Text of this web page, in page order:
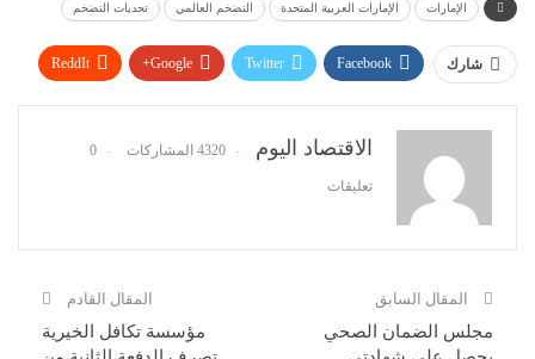
الإمارات الإمارات العربية المتحدة التضخم العالمي تحديات التضخم
شارك Facebook
Twitter
Google+
ReddIt
الاقتصاد اليوم 4320 المشاركات 0
تعليقات
المقال السابق
مجلس الضمان الصحي
المقال القادم
مؤسسة تكافل الخيرية